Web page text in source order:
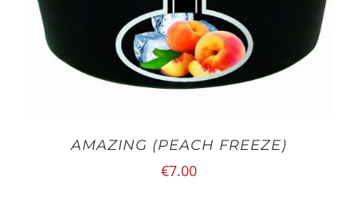
AMAZING (PEACH FREEZE)
€7.00